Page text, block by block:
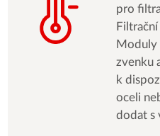
pro
Moduly
zvenku
k
oceli
dodat s